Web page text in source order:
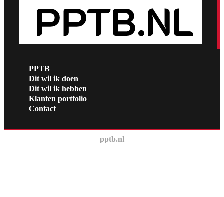
PPTB
Dit wil ik doen
Dit wil ik hebben
Klanten portfolio
Contact
pptb.nl